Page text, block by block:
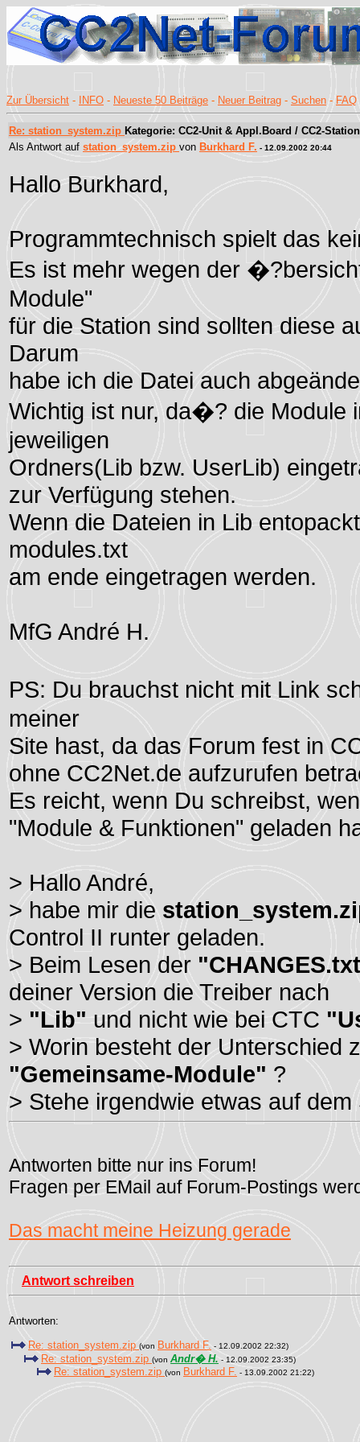
Zur Übersicht - INFO - Neueste 50 Beiträge - Neuer Beitrag - Suchen - FAQ
Re: station_system.zip Kategorie: CC2-Unit & Appl.Board / CC2-Station
Als Antwort auf station_system.zip von Burkhard F. - 12.09.2002 20:44
Hallo Burkhard,
Programmtechnisch spielt das
Es ist mehr wegen der
Module"
für die Station sind sollten diese
Darum
habe ich die Datei auch
Wichtig ist nur, da�? die Module
jeweiligen
Ordners(Lib bzw. UserLib)
zur Verfügung stehen.
Wenn die Dateien in Lib
modules.txt
am ende eingetragen werden.
MfG André H.
PS: Du brauchst nicht mit Link
meiner
Site hast, da das Forum fest in
ohne CC2Net.de aufzurufen
Es reicht, wenn Du schreibst,
"Module & Funktionen" geladen
> Hallo André,
> habe mir die
Control II runter geladen.
> Beim Lesen der
deiner Version die Treiber nach
> "Lib" und nicht wie bei CTC
> Worin besteht der Unterschied
"Gemeinsame-Module" ?
> Stehe irgendwie etwas auf
Antworten bitte nur ins Forum!
Fragen per EMail auf Forum-Postings
Das macht meine Heizung gerade
Antwort schreiben
Antworten:
Re: station_system.zip (von Burkhard F. - 12.09.2002 22:32)
Re: station_system.zip (von Andr� H. - 12.09.2002 23:35)
Re: station_system.zip (von Burkhard F. - 13.09.2002 21:22)